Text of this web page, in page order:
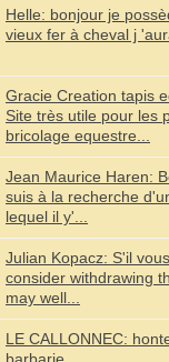
Helle: bonjour je
vieux fer à cheval j
Gracie Creation tapis
Site très utile pour les
bricolage equestre...
Jean Maurice Haren:
suis à la recherche
lequel il y'...
Julian Kopacz: S'il
consider withdrawing
may well...
LE CALLONNEC: